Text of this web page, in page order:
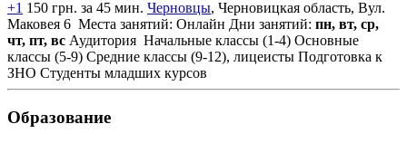
+1 150 грн. за 45 мин. Черновцы, Черновицкая область, Вул.
Маковея 6 Места занятий: Онлайн Дни занятий: пн, вт, ср,
чт, пт, вс Аудитория Начальные классы (1-4) Основные
классы (5-9) Средние классы (9-12), лицеисты Подготовка к
ЗНО Студенты младших курсов
Образование